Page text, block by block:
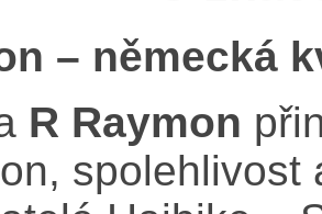
– německá
R Raymon